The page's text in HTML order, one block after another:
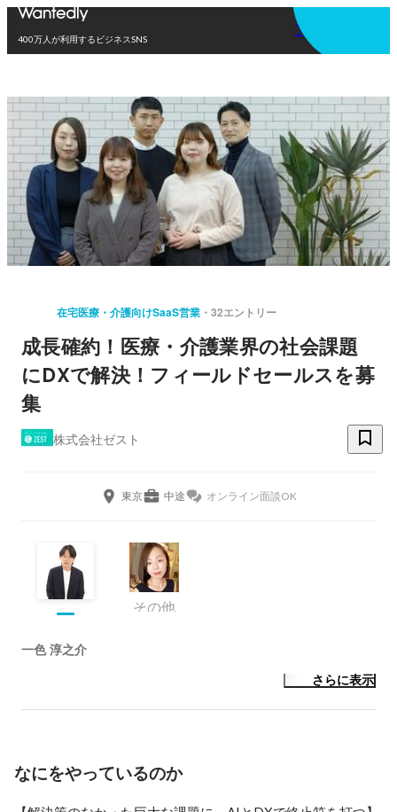
400万人が利用するビジネスSNS
アプリを使う
在宅医療・介護向けSaaS営業 32エントリー
成長確約！医療・介護業界の社会課題
にDXで解決！フィールドセールスを募
集
株式会社ゼスト
東京 中途 オンライン面談OK
その他
一色 淳之介
さらに表示
なにをやっているのか